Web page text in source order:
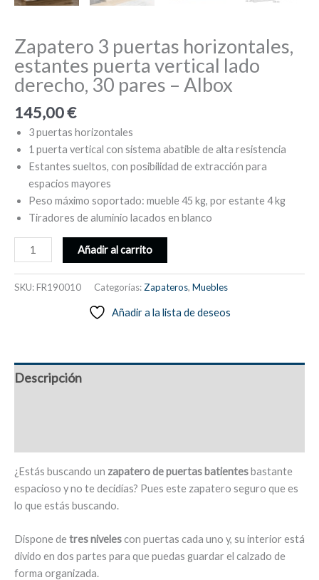
Zapatero 3 puertas horizontales,
estantes puerta vertical lado
derecho, 30 pares – Albox
145,00€
3 puertas horizontales
1 puerta vertical con sistema abatible de alta resistencia
Estantes sueltos, con posibilidad de extracción para
espacios mayores
Peso máximo soportado: mueble 45 kg, por estante 4 kg
Tiradores de aluminio lacados en blanco
Zapatero
3
lado
derecho,
Albox
cantidad
Añadir al carrito
SKU:FR190010 Categorías: Zapateros, Muebles
Añadir a la lista de deseos
Descripción
¿Estás buscando un zapatero de puertas batientesbastante
espacioso y no te decidías? Pues este zapatero seguro que es
lo que estás buscando.
Dispone detres nivelescon puertas cada uno y, su interior está
divido en dos partes para que puedas guardar el calzado de
forma organizada.